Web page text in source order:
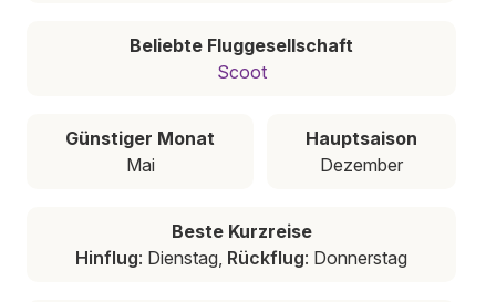
Beliebte Fluggesellschaft
Scoot
Günstiger Monat
Mai
Hauptsaison
Dezember
Beste Kurzreise
Hinflug: Dienstag, Rückflug: Donnerstag